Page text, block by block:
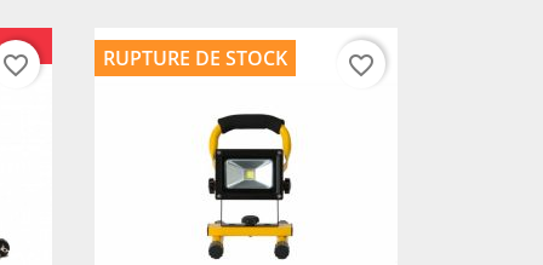
favorite_border RUPTURE DE STOCK favorite_border